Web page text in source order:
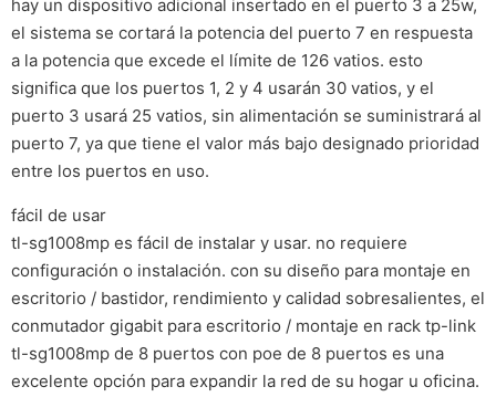
hay un dispositivo adicional insertado en el puerto 3 a 25w,
el sistema se cortará la potencia del puerto 7 en respuesta
a la potencia que excede el límite de 126 vatios. esto
significa que los puertos 1, 2 y 4 usarán 30 vatios, y el
puerto 3 usará 25 vatios, sin alimentación se suministrará al
puerto 7, ya que tiene el valor más bajo designado prioridad
entre los puertos en uso.
fácil de usar
tl-sg1008mp es fácil de instalar y usar. no requiere
configuración o instalación. con su diseño para montaje en
escritorio / bastidor, rendimiento y calidad sobresalientes, el
conmutador gigabit para escritorio / montaje en rack tp-link
tl-sg1008mp de 8 puertos con poe de 8 puertos es una
excelente opción para expandir la red de su hogar u oficina.